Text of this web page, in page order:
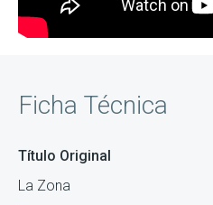
Ficha Técnica
Título Original
La Zona